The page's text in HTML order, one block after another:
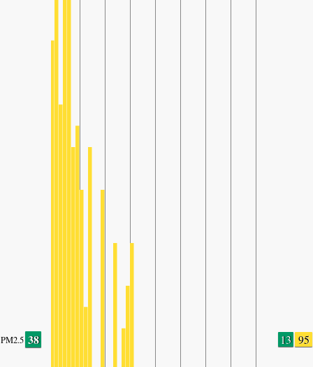
PM2.5 38 13 95